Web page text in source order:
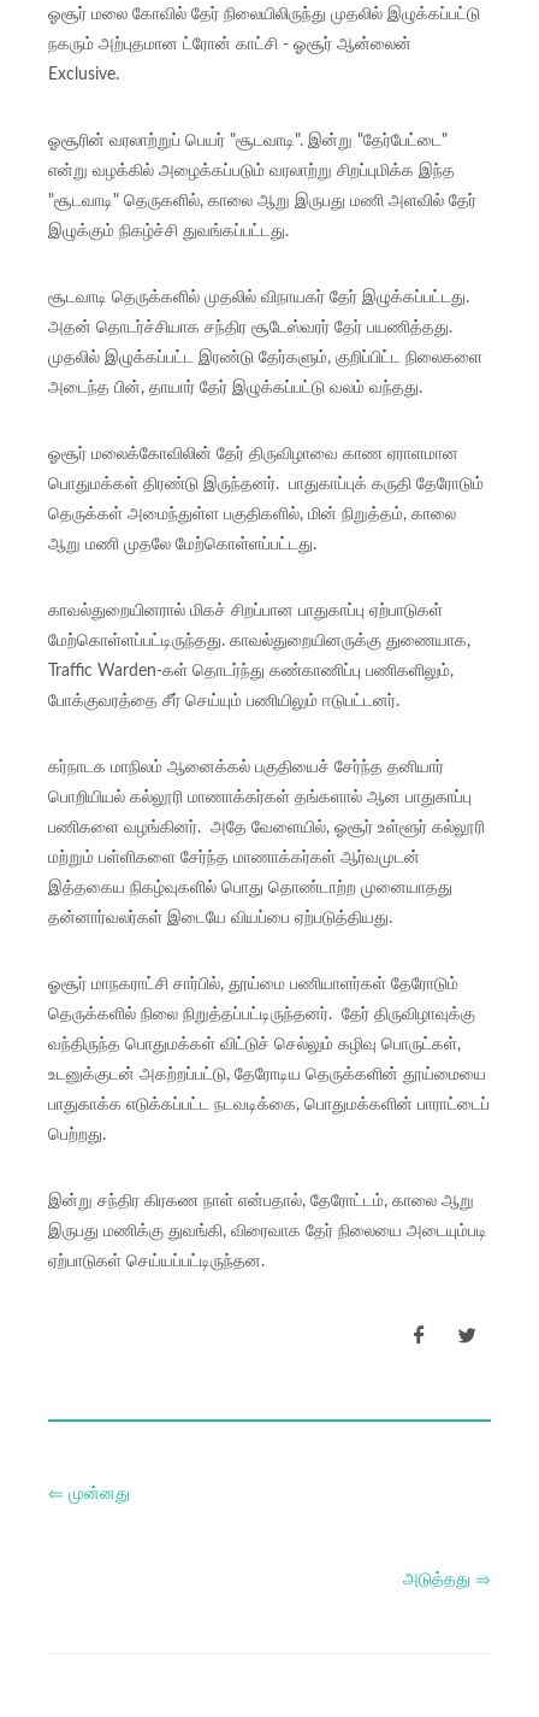
ஓசூர் மலை கோவில் தேர் நிலையிலிருந்து முதலில் இழுக்கப்பட்டு
நகரும் அற்புதமான ட்ரோன் காட்சி - ஓசூர் ஆன்லைன்
Exclusive.
ஓசூரின் வரலாற்றுப் பெயர் "சூடவாடி". இன்று "தேர்பேட்டை"
என்று வழக்கில் அழைக்கப்படும் வரலாற்று சிறப்புமிக்க இந்த
"சூடவாடி" தெருகளில், காலை ஆறு இருபது மணி அளவில் தேர்
இழுக்கும் நிகழ்ச்சி துவங்கப்பட்டது.
சூடவாடி தெருக்களில் முதலில் விநாயகர் தேர் இழுக்கப்பட்டது.
அதன் தொடர்ச்சியாக சந்திர சூடேஸ்வரர் தேர் பயணித்தது.
முதலில் இழுக்கப்பட்ட இரண்டு தேர்களும், குறிப்பிட்ட நிலைகளை
அடைந்த பின், தாயார் தேர் இழுக்கப்பட்டு வலம் வந்தது.
ஓசூர் மலைக்கோவிலின் தேர் திருவிழாவை காண ஏராளமான
பொதுமக்கள் திரண்டு இருந்தனர். பாதுகாப்புக் கருதி தேரோடும்
தெருக்கள் அமைந்துள்ள பகுதிகளில், மின் நிறுத்தம், காலை
ஆறு மணி முதலே மேற்கொள்ளப்பட்டது.
காவல்துறையினரால் மிகச் சிறப்பான பாதுகாப்பு ஏற்பாடுகள்
மேற்கொள்ளப்பட்டிருந்தது. காவல்துறையினருக்கு துணையாக,
Traffic Warden-கள் தொடர்ந்து கண்காணிப்பு பணிகளிலும்,
போக்குவரத்தை சீர் செய்யும் பணியிலும் ஈடுபட்டனர்.
கர்நாடக மாநிலம் ஆனைக்கல் பகுதியைச் சேர்ந்த தனியார்
பொறியியல் கல்லூரி மாணாக்கர்கள் தங்களால் ஆன பாதுகாப்பு
பணிகளை வழங்கினர். அதே வேளையில், ஓசூர் உள்ளூர் கல்லூரி
மற்றும் பள்ளிகளை சேர்ந்த மாணாக்கர்கள் ஆர்வமுடன்
இத்தகைய நிகழ்வுகளில் பொது தொண்டாற்ற முனையாதது
தன்னார்வலர்கள் இடையே வியப்பை ஏற்படுத்தியது.
ஓசூர் மாநகராட்சி சார்பில், தூய்மை பணியாளர்கள் தேரோடும்
தெருக்களில் நிலை நிறுத்தப்பட்டிருந்தனர். தேர் திருவிழாவுக்கு
வந்திருந்த பொதுமக்கள் விட்டுச் செல்லும் கழிவு பொருட்கள்,
உடனுக்குடன் அகற்றப்பட்டு, தேரோடிய தெருக்களின் தூய்மையை
பாதுகாக்க எடுக்கப்பட்ட நடவடிக்கை, பொதுமக்களின் பாராட்டைப்
பெற்றது.
இன்று சந்திர கிரகண நாள் என்பதால், தேரோட்டம், காலை ஆறு
இருபது மணிக்கு துவங்கி, விரைவாக தேர் நிலையை அடையும்படி
ஏற்பாடுகள் செய்யப்பட்டிருந்தன.
⇐ முன்னது
அடுத்தது ⇒